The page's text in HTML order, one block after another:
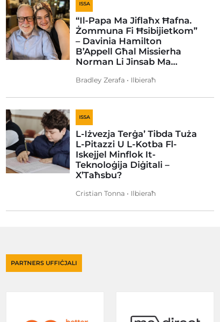
ISSA
“Il-Papa Ma Jiflaħx Ħafna.
Żommuna Fi Ħsibijietkom”
– Davinia Hamilton
B’Appell Għal Missierha
Norman Li Jinsab Ma…
Bradley Zerafa • Ilbieraħ
ISSA
L-Iżvezja Terġa’ Tibda Tuża
L-Pitazzi U L-Kotba Fl-
Iskejjel Minflok It-
Teknoloġija Diġitali –
X’Taħsbu?
Cristian Tonna • Ilbieraħ
PARTNERS UFFIĊJALI